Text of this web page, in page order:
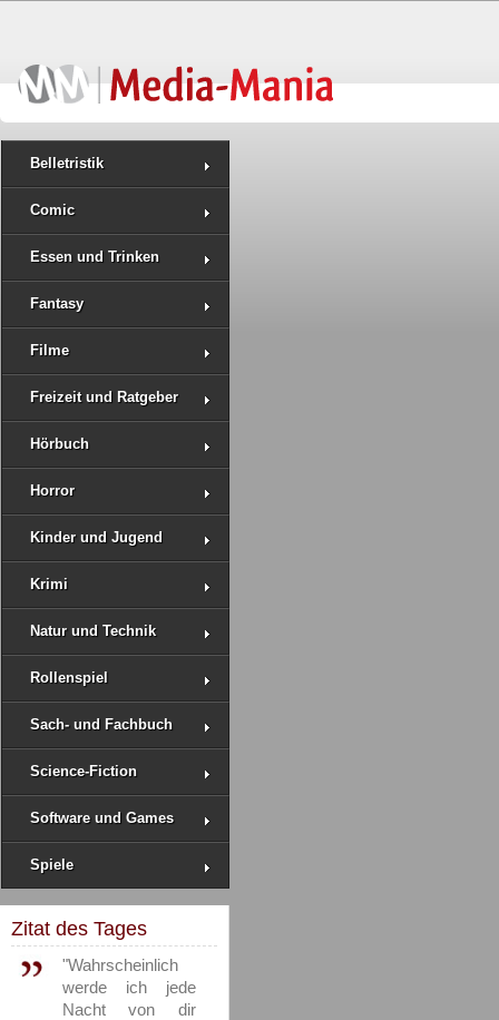
Belletristik
Comic
Essen und Trinken
Fantasy
Filme
Freizeit und Ratgeber
Hörbuch
Horror
Kinder und Jugend
Krimi
Natur und Technik
Rollenspiel
Sach- und Fachbuch
Science-Fiction
Software und Games
Spiele
Zitat des Tages
"Wahrscheinlich
werde ich jede
Nacht von dir